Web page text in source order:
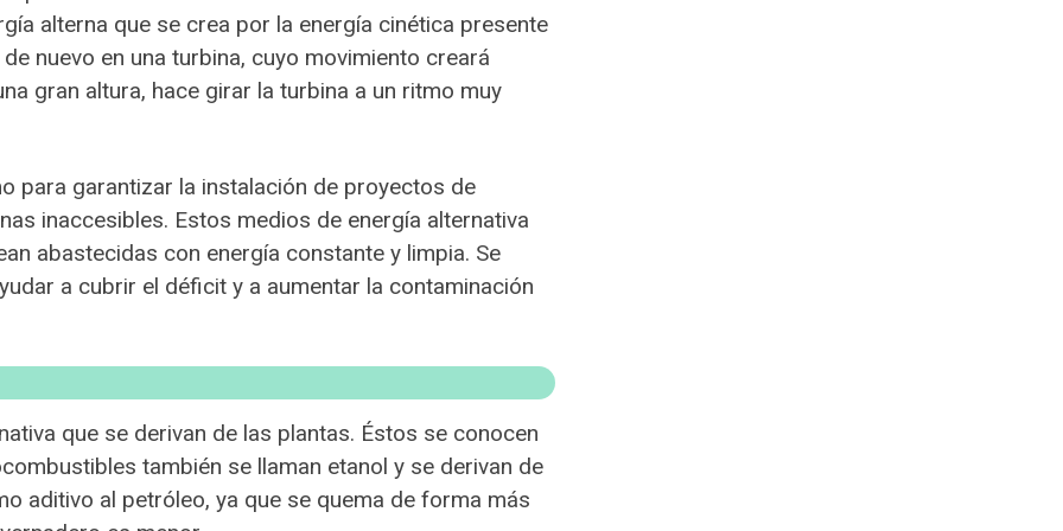
alterna que se crea por la energía cinética presente
nuevo en una turbina, cuyo movimiento creará
gran altura, hace girar la turbina a un ritmo muy
para garantizar la instalación de proyectos de
inaccesibles. Estos medios de energía alternativa
abastecidas con energía constante y limpia. Se
a cubrir el déficit y a aumentar la contaminación
que se derivan de las plantas. Éstos se conocen
también se llaman etanol y se derivan de
aditivo al petróleo, ya que se quema de forma más